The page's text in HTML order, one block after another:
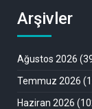
Arşivler
Ağustos 2026
Temmuz 2026
Haziran 2026